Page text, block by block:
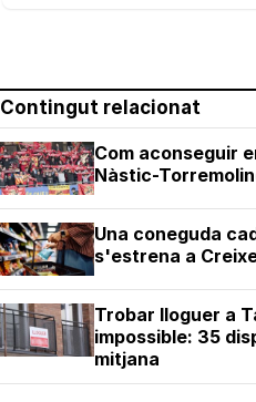
Contingut relacionat
Com aconseguir
Nàstic-
Una coneguda
s'estrena a
Trobar lloguer a
impossible: 35
mitjana